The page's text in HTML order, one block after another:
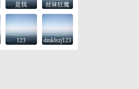
是我 丝袜狂魔
123 dmklszj123